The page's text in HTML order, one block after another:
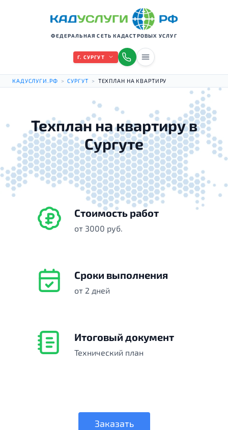
ФЕДЕРАЛЬНАЯ СЕТЬ КАДАСТРОВЫХ УСЛУГ
Г. СУРГУТ
КАДУСЛУГИ.РФ > СУРГУТ > ТЕХПЛАН НА КВАРТИРУ
Техплан на квартиру в
Сургуте
Стоимость работ
от 3000 руб.
Сроки выполнения
от 2 дней
Итоговый документ
Технический план
Заказать